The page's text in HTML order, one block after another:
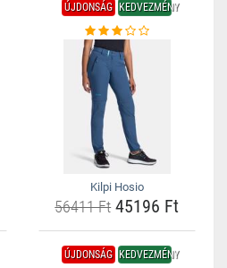
ÚJDONSÁG KEDVEZMÉNY
Kilpi Hosio
56411 Ft45196 Ft
ÚJDONSÁG KEDVEZMÉNY